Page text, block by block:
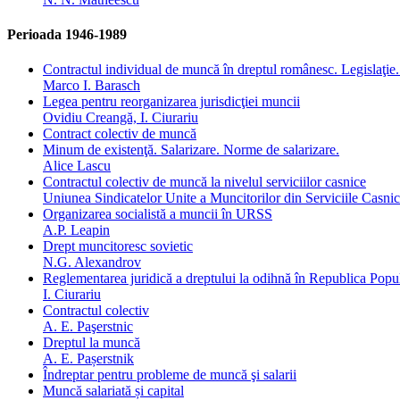
Perioada 1946-1989
Contractul individual de muncă în dreptul românesc.
Marco I. Barasch
Legea pentru reorganizarea jurisdicţiei muncii
Ovidiu Creangă, I. Ciurariu
Contract colectiv de muncă
Minum de existenţă. Salarizare. Norme de salarizare.
Alice Lascu
Contractul colectiv de muncă la nivelul serviciilor casnice
Uniunea Sindicatelor Unite a Muncitorilor din Serviciile
Organizarea socialistă a muncii în URSS
A.P. Leapin
Drept muncitoresc sovietic
N.G. Alexandrov
Reglementarea juridică a dreptului la odihnă în Republica
I. Ciurariu
Contractul colectiv
A. E. Paşerstnic
Dreptul la muncă
A. E. Pașerstnik
Îndreptar pentru probleme de muncă şi salarii
Muncă salariată și capital